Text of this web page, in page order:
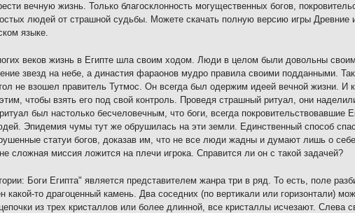
вечную жизнь. Только благосклонность могущественных богов,
людей от страшной судьбы. Можете скачать полную версию игры Древние
языке.
веков жизнь в Египте шла своим ходом. Люди в целом были довольны
звезд на небе, а династия фараонов мудро правила своими подданными.
не взошел правитель Тутмос. Он всегда был одержим идеей вечной жизни. И
чтобы взять его под свой контроль. Проведя страшный ритуал, они
был настолько бесчеловечным, что боги, всегда покровительствовавшие
Эпидемия чумы тут же обрушилась на эти земли. Единственный способ
статуи богов, доказав им, что не все люди жадны и думают лишь о
сложная миссия ложится на плечи игрока. Справится ли он с такой задачей?
Боги Египта" является представителем жанра три в ряд. То есть, поле
какой-то драгоценный камень. Два соседних (по вертикали или горизонтали)
из трех кристаллов или более длинной, все кристаллы исчезают. Слева